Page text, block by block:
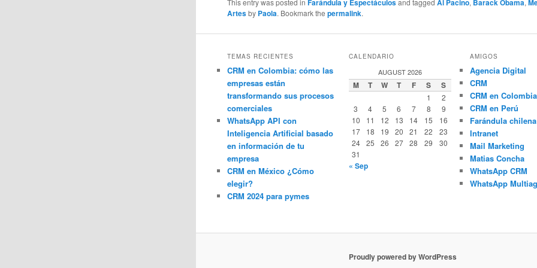
This entry was posted inFarándula y Espectáculosand taggedAl Pacino, Barack Obama,
Artesby Paola. Bookmark thepermalink.
TEMAS RECIENTES
CRM en Colombia: cómo las
empresas están
transformando sus procesos
comerciales
WhatsApp API con
Inteligencia Artificial basado
en información de tu
empresa
CRM en México ¿Cómo
elegir?
CRM 2024 para pymes
CALENDARIO
AUGUST 2026
M T W T F S S
1
2
3
4 5 6 7 8
9
10
11 12 13 14 15
16
17
18 19 20 21 22
23
24
25 26 27 28 29
30
31
« Sep
AMIGOS
Agencia Digital
CRM
CRM en Colombia
CRM en Perú
Farándula chilena
Intranet
Mail Marketing
Matias Concha
WhatsApp CRM
WhatsApp
Proudly powered by WordPress